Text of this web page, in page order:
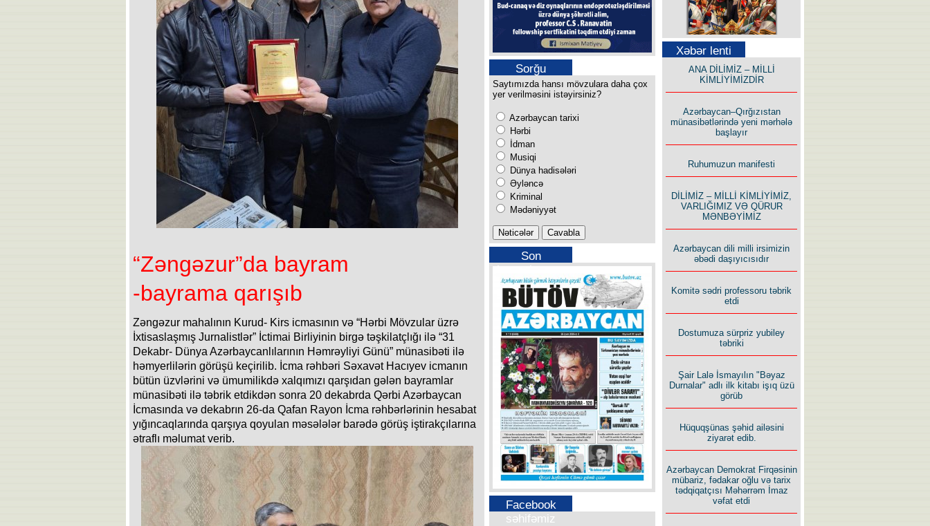
“Zəngəzur”da bayram
-bayrama qarışıb
Zəngəzur mahalının Kurud- Kirs icmasının və “Hərbi Mövzular üzrə
İxtisaslaşmış Jurnalistlər” İctimai Birliyinin birgə təşkilatçlığı ilə “31
Dekabr- Dünya Azərbaycanlılarının Həmrəyliyi Günü” münasibəti ilə
həmyerlilərin görüşü keçirilib. İcma rəhbəri Səxavət Hacıyev icmanın
bütün üzvlərini və ümumilikdə xalqımızı qarşıdan gələn bayramlar
münasibəti ilə təbrik etdikdən sonra 20 dekabrda Qərbi Azərbaycan
İcmasında və dekabrın 26-da Qafan Rayon İcma rəhbərlərinin hesabat
yığıncaqlarında qarşıya qoyulan məsələlər barədə görüş iştirakçılarına
ətraflı məlumat verib.
Sorğu
Saytımızda hansı mövzulara daha çox
yer verilməsini istəyirsiniz?
Azərbaycan tarixi
Hərbi
İdman
Musiqi
Dünya hadisələri
Əyləncə
Kriminal
Mədəniyyət
Son
buraxılışımız
Facebook
səhifəmiz
Səfər Alışarlı yazır
Uzun yolun Yolçusu
İlham İsmayıl yazır:
Rusiyanın süqutunu qaçılmaz
edən beş şərt
Xəbər lenti
ANA DİLİMİZ – MİLLİ
KİMLİYİMİZDİR
Azərbaycan–Qırğızıstan
münasibətlərində yeni mərhələ
başlayır
Ruhumuzun manifesti
DİLİMİZ – MİLLİ KİMLİYİMİZ,
VARLIĞIMIZ VƏ QÜRUR
MƏNBƏYİMİZ
Azərbaycan dili milli irsimizin
əbədi daşıyıcısıdır
Komitə sədri professoru təbrik
etdi
Dostumuza sürpriz yubiley
təbriki
Şair Lalə İsmayılın "Bəyaz
Durnalar" adlı ilk kitabı işıq üzü
görüb
Hüquqşünas şəhid ailəsini
ziyarət edib.
Azərbaycan Demokrat Firqəsinin
mübariz, fədakar oğlu və tarix
tədqiqatçısı Məhərrəm İmaz
vəfat etdi